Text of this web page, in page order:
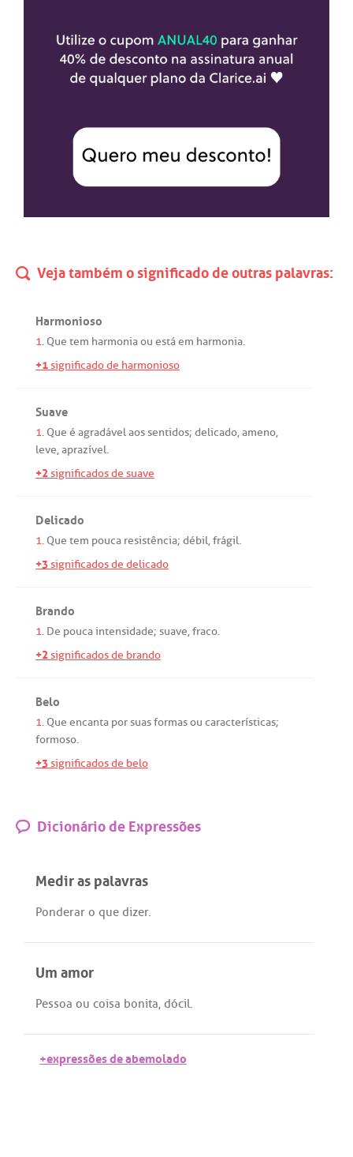
Veja também o significado de outras palavras:
Harmonioso
1. Que tem harmoniaou estáem harmonia.
+1significado de harmonioso
Suave
1. Que é agradávelaossentidos; delicado,ameno,
leve,aprazível.
+2significados de suave
Delicado
1. Que tem pouca resistência; débil,frágil.
+3significados de delicado
Brando
1. De poucaintensidade; suave,fraco.
+2significados de brando
Belo
1. Que encanta porsuasformasou características;
formoso.
+3significados de belo
Dicionário de Expressões
Medir as palavras
Ponderar o que dizer.
Um amor
Pessoa ou coisa bonita, dócil.
+expressões de abemolado